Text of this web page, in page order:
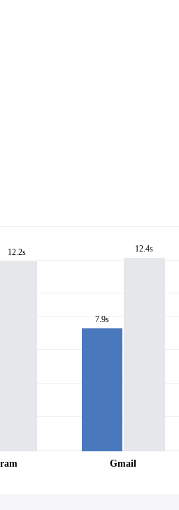
12.2s
7.9s
12.4s
Gmail